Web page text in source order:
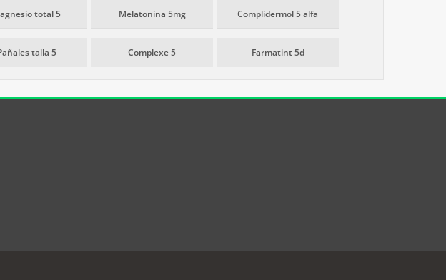
total 5 Melatonina 5mg Complidermol 5 alfa
talla 5 Complexe 5 Farmatint 5d